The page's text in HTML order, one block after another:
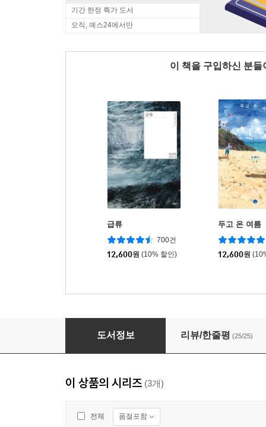
기간 한정 특가 도서
오직, 예스24에서만
이 책을 구입하신 분
급류
700건
12,600원 (10% 할인)
두고 온 여름
12,600원
여름어 사전
도서정보 리뷰/한줄평 (25/25)
이 상품의 시리즈 (3개)
전체 품절포함